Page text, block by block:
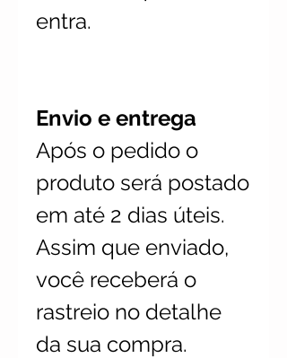
entra.
Envio e entrega
Após o pedido o
produto será postado
em até 2 dias úteis.
Assim que enviado,
você receberá o
rastreio no detalhe
da sua compra.